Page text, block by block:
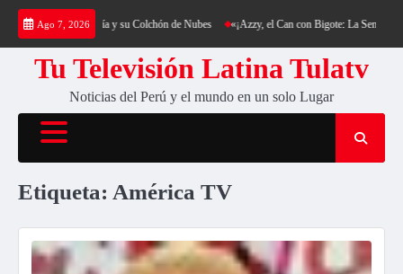
Saltar
contenido
Ago 7, 2026
Cantería y su Colchón de Nubes «¡Azzy, el Can con Bigote: La Sensación Peluda
Tu Televisión Latina Tulatv
Noticias del Perú y el mundo en un solo Lugar
Etiqueta: América TV